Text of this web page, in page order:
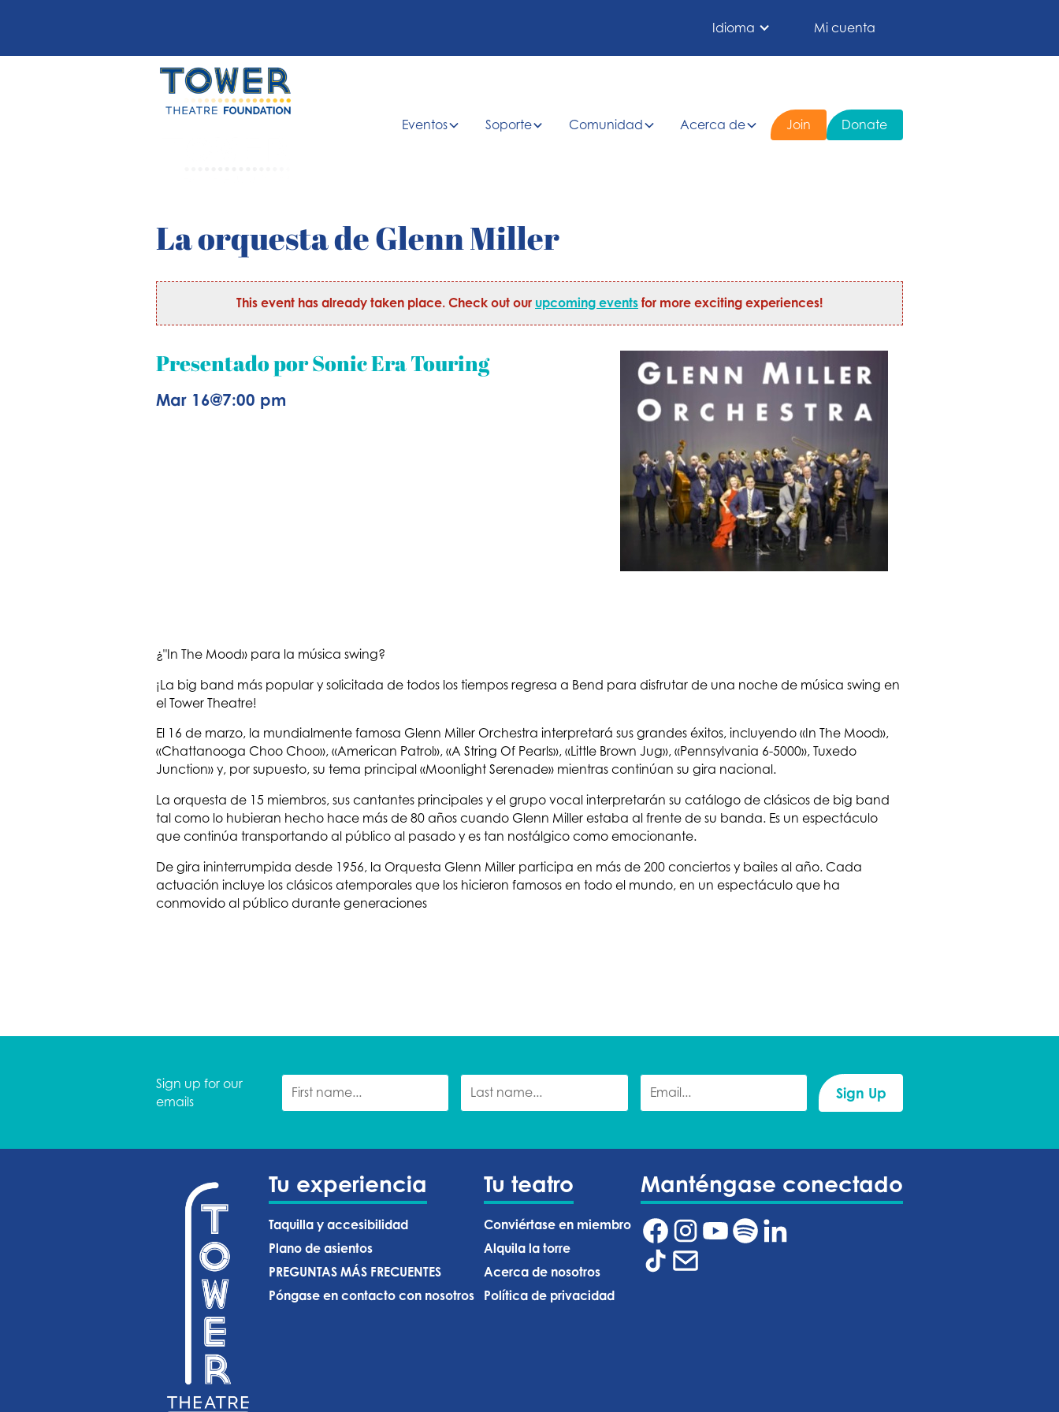
Idioma Mi cuenta
Eventos Soporte Comunidad Acerca de Join Donate
La orquesta de Glenn Miller
This event has already taken place. Check out our upcoming events for more exciting experiences!
Presentado por Sonic Era Touring
Mar 16@7:00 pm
¿"In The Mood» para la música swing?
¡La big band más popular y solicitada de todos los tiempos regresa a Bend para disfrutar de una noche de música swing en
el Tower Theatre!
El 16 de marzo, la mundialmente famosa Glenn Miller Orchestra interpretará sus grandes éxitos, incluyendo «In The Mood»,
«Chattanooga Choo Choo», «American Patrol», «A String Of Pearls», «Little Brown Jug», «Pennsylvania 6-5000», Tuxedo
Junction» y, por supuesto, su tema principal «Moonlight Serenade» mientras continúan su gira nacional.
La orquesta de 15 miembros, sus cantantes principales y el grupo vocal interpretarán su catálogo de clásicos de big band
tal como lo hubieran hecho hace más de 80 años cuando Glenn Miller estaba al frente de su banda. Es un espectáculo
que continúa transportando al público al pasado y es tan nostálgico como emocionante.
De gira ininterrumpida desde 1956, la Orquesta Glenn Miller participa en más de 200 conciertos y bailes al año. Cada
actuación incluye los clásicos atemporales que los hicieron famosos en todo el mundo, en un espectáculo que ha
conmovido al público durante generaciones
Sign up for our
emails
Tu experiencia
Taquilla y accesibilidad
Plano de asientos
PREGUNTAS MÁS FRECUENTES
Póngase en contacto con nosotros
Tu teatro
Conviértase en miembro
Alquila la torre
Acerca de nosotros
Política de privacidad ‍
Manténgase conectado